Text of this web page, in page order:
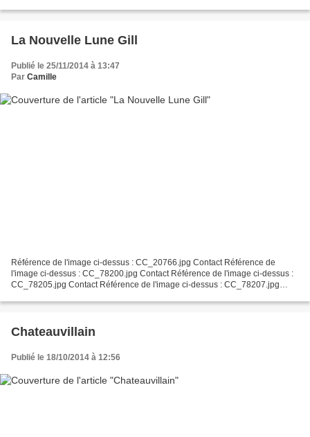
La Nouvelle Lune Gill
Publié le 25/11/2014 à 13:47
Par Camille
Référence de l'image ci-dessus : CC_20766.jpg Contact Référence de
l'image ci-dessus : CC_78200.jpg Contact Référence de l'image ci-dessus :
CC_78205.jpg Contact Référence de l'image ci-dessus : CC_78207.jpg
Chateauvillain
Publié le 18/10/2014 à 12:56